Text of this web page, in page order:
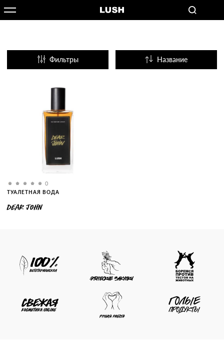
Фильтры Название
0
ТУАЛЕТНАЯ ВОДА
DEAR JOHN